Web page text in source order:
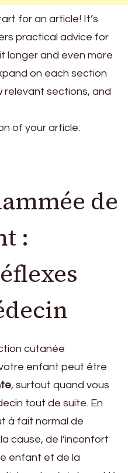
for an article! It’s
practical advice for
longer and even more
on each section
relevant sections, and
of your article:
de
:
cutanée
votre enfant peut être
, surtout quand vous
tout de suite. En
à fait normal de
cause, de l’inconfort
enfant et de la